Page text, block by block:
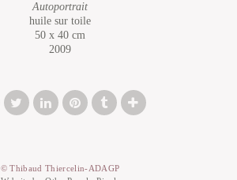
Autoportrait
huile sur toile
50 x 40 cm
2009
© Thibaud Thiercelin-ADAGP